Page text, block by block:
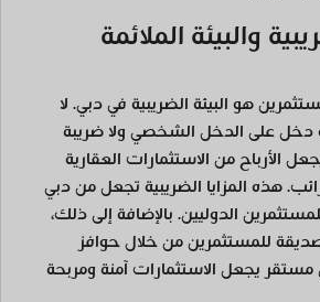
والبيئة الملائمة
هو البيئة الضريبية في دبي. لا
دخل على الدخل الشخصي ولا ضريبة
الأرباح من الاستثمارات العقارية
هذه المزايا الضريبية تجعل من دبي
الدوليين. بالإضافة إلى ذلك،
للمستثمرين من خلال حوافز
مستقر يجعل الاستثمارات آمنة ومربحة